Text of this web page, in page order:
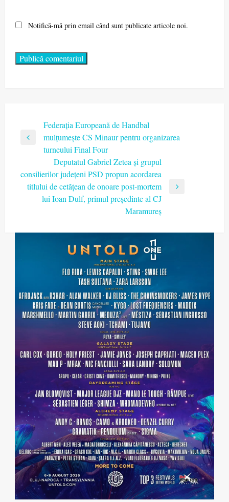
Notifică-mă prin email când sunt publicate articole noi.
Navigare
în
articole
Previous
Federația Europeană de Handbal
mulțumește CS Minaur pentru organizarea
turneului Final Four
Next
Deputatul Gabriel Zetea și grupul
consilierilor județeni PSD propun acordarea
titlului de cetățean de onoare post-mortem
lui Ioan Dulf, primul președinte al CJ
Maramureș